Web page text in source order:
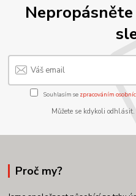
Souhlasím se zpracováním
Můžete se kdykoli
Proč my?